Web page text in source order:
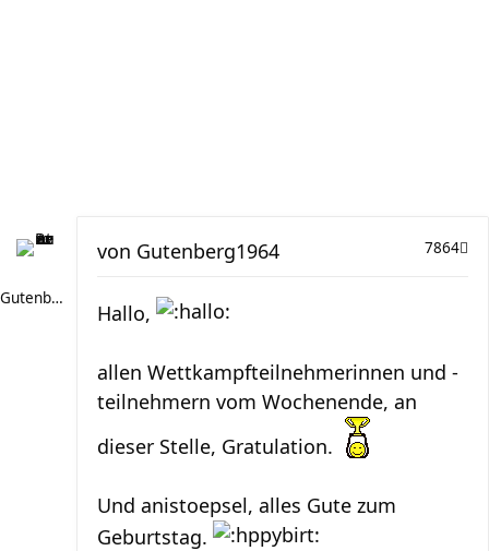
Gutenberg1964
7864
von Gutenberg1964
Hallo,
allen Wettkampfteilnehmerinnen und -
teilnehmern vom Wochenende, an
dieser Stelle, Gratulation.
Und anistoepsel, alles Gute zum
Geburtstag.